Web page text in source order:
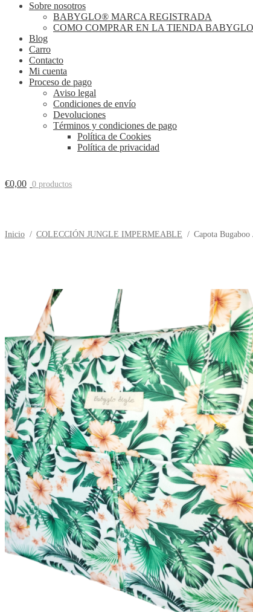
Sobre nosotros
BABYGLO® MARCA REGISTRADA
COMO COMPRAR EN LA TIENDA
Blog
Carro
Contacto
Mi cuenta
Proceso de pago
Aviso legal
Condiciones de envío
Devoluciones
Términos y condiciones de pago
Política de Cookies
Política de privacidad
€0,00 0 productos
Inicio / COLECCIÓN JUNGLE IMPERMEABLE / Capota